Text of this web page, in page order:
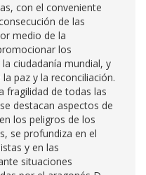
con el conveniente
de las
medio de la
los
ciudadanía mundial, y
paz y la reconciliación.
fragilidad de todas las
destacan aspectos de
los peligros de los
se profundiza en el
y en las
situaciones